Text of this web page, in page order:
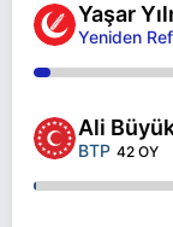
Yaşar
Yeniden
Ali
BTP 42 OY